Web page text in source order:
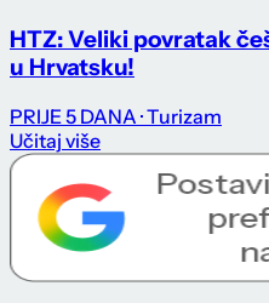
HTZ: Veliki povratak
u Hrvatsku!
PRIJE 5 DANA · Turizam
Učitaj više